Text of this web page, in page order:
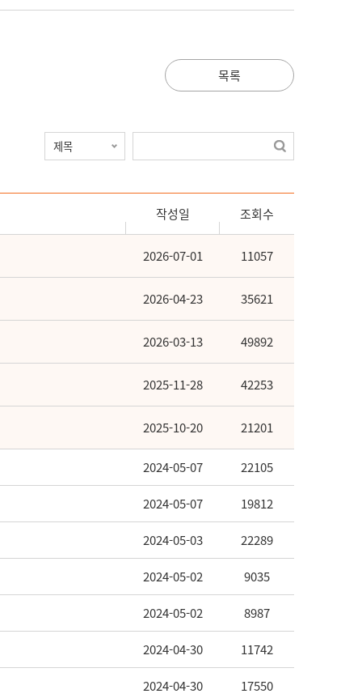
목록
작성일 조회수
2026-07-01 11057
2026-04-23 35621
2026-03-13 49892
2025-11-28 42253
2025-10-20 21201
2024-05-07 22105
2024-05-07 19812
2024-05-03 22289
2024-05-02 9035
2024-05-02 8987
2024-04-30 11742
2024-04-30 17550